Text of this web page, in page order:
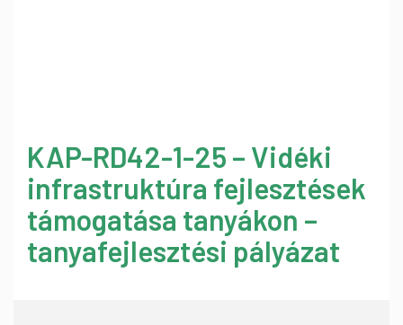
KAP-RD42-1-25 – Vidéki
infrastruktúra fejlesztések
támogatása tanyákon –
tanyafejlesztési pályázat